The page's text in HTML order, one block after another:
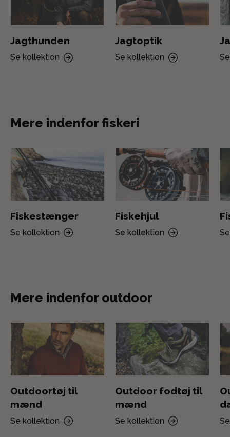
Jagthunden
Se kollektion
Jagtoptik
Se kollektion
Mere indenfor fiskeri
Fiskestænger
Se kollektion
Fiskehjul
Se kollektion
Mere indenfor outdoor
Outdoortøj til
mænd
Se kollektion
Outdoor fodtøj til
mænd
Se kollektion